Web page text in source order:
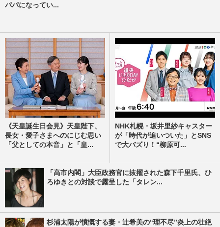
パパになってい...
《天皇誕生日会見》天皇陛下、
長女・愛子さまへのにじむ思い
「父としての本音」と「皇...
NHK札幌・坂井里紗キャスター
が「時代が追いついた」とSNS
で大バズり！“柳原可...
「高市内閣」大臣政務官に抜擢された森下千里氏、ひ
ろゆきとの対談で露呈した「タレン...
杉浦太陽が憤慨する妻・辻希美の“理不尽”炎上の壮絶